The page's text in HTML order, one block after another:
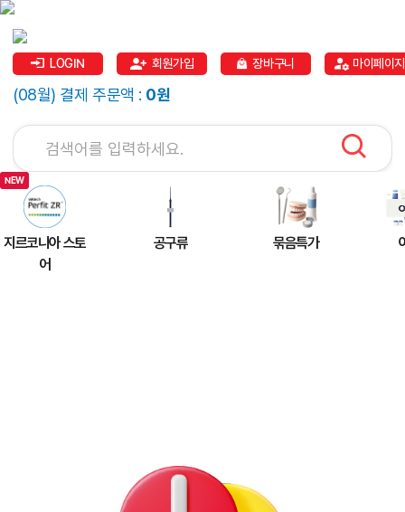
LOGIN 회원가입 장바구니 마이페이지
(08월) 결제 주문액 : 0원
지르코니아 스토
어
공구류 묶음특가